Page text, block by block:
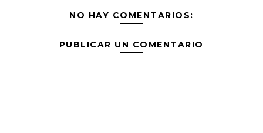
NO HAY COMENTARIOS:
PUBLICAR UN COMENTARIO